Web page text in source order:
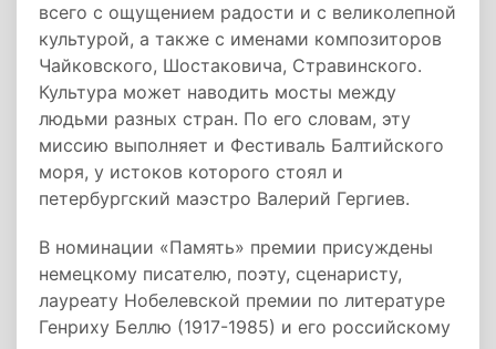
всего с ощущением радости и с великолепной
культурой, а также с именами композиторов
Чайковского, Шостаковича, Стравинского.
Культура может наводить мосты между
людьми разных стран. По его словам, эту
миссию выполняет и Фестиваль Балтийского
моря, у истоков которого стоял и
петербургский маэстро Валерий Гергиев.
В номинации «Память» премии присуждены
немецкому писателю, поэту, сценаристу,
лауреату Нобелевской премии по литературе
Генриху Беллю (1917-1985) и его российскому